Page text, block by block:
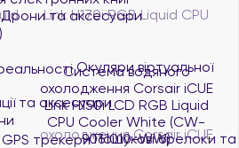
та аксесуари
Окуляри віртуальної
та аксесуари
Пошукові брелоки та
Система водяного
охолодження Corsair iCUE
Link H150i LCD RGB Liquid
CPU Cooler White (CW-
9061010-WW)